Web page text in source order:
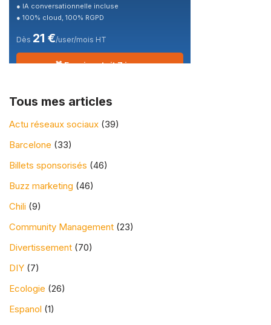
● IA conversationnelle incluse
● 100% cloud, 100% RGPD
Dès 21 €/user/mois HT
🎁 Essai gratuit 7 jours
Tous mes articles
Actu réseaux sociaux (39)
Barcelone (33)
Billets sponsorisés (46)
Buzz marketing (46)
Chili (9)
Community Management (23)
Divertissement (70)
DIY (7)
Ecologie (26)
Espanol (1)